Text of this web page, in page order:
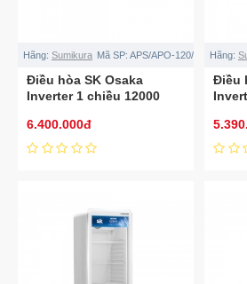
Hãng: Sumikura Mã SP: APS/APO-120/OSAKA
Điều hòa SK Osaka
Inverter 1 chiều 12000
6.400.000đ
Hãng:
Điều